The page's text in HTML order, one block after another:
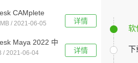
详情
CAMplete
2022 中文激活版
/ 2021-06-05
详情
Maya 2022 中
活版
/ 2021-06-04
软
下